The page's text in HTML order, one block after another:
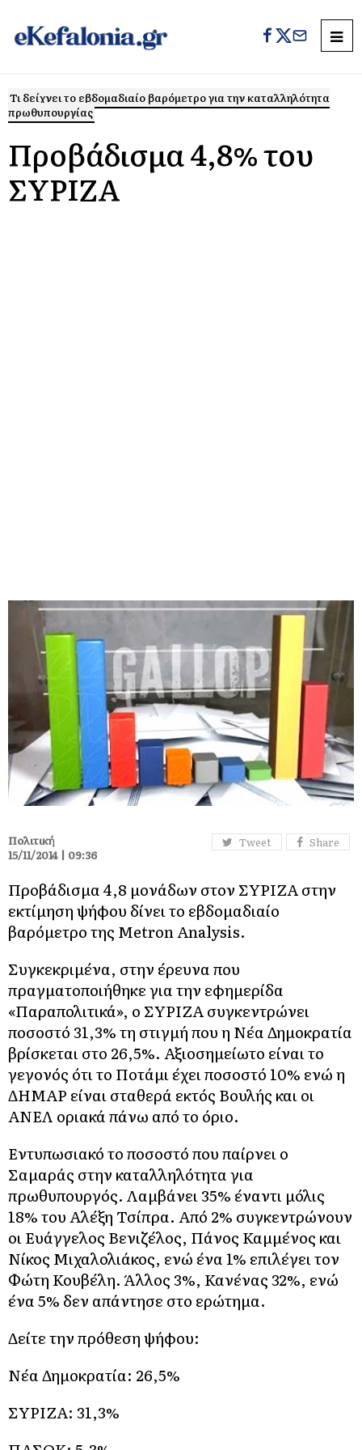
Τι δείχνει το εβδομαδιαίο βαρόμετρο για την καταλληλότητα
πρωθυπουργίας
Προβάδισμα 4,8% του
ΣΥΡΙΖΑ
Tweet Share
Πολιτική
15/11/2014 | 09:36
Προβάδισμα 4,8 μονάδων στον ΣΥΡΙΖΑ στην
εκτίμηση ψήφου δίνει το εβδομαδιαίο
βαρόμετρο της Metron Analysis.
Συγκεκριμένα, στην έρευνα που
πραγματοποιήθηκε για την εφημερίδα
«Παραπολιτικά», ο ΣΥΡΙΖΑ συγκεντρώνει
ποσοστό 31,3% τη στιγμή που η Νέα Δημοκρατία
βρίσκεται στο 26,5%. Αξιοσημείωτο είναι το
γεγονός ότι το Ποτάμι έχει ποσοστό 10% ενώ η
ΔΗΜΑΡ είναι σταθερά εκτός Βουλής και οι
ΑΝΕΛ οριακά πάνω από το όριο.
Εντυπωσιακό το ποσοστό που παίρνει ο
Σαμαράς στην καταλληλότητα για
πρωθυπουργός. Λαμβάνει 35% έναντι μόλις
18% του Αλέξη Τσίπρα. Από 2% συγκεντρώνουν
οι Ευάγγελος Βενιζέλος, Πάνος Καμμένος και
Νίκος Μιχαλολιάκος, ενώ ένα 1% επιλέγει τον
Φώτη Κουβέλη. Άλλος 3%, Κανένας 32%, ενώ
ένα 5% δεν απάντησε στο ερώτημα.
Δείτε την πρόθεση ψήφου:
Νέα Δημοκρατία: 26,5%
ΣΥΡΙΖΑ: 31,3%